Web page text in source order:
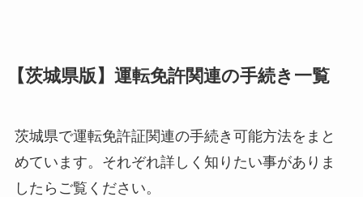
【茨城県版】運転免許関連の手続き一覧
茨城県で運転免許証関連の手続き可能方法をまと
めています。それぞれ詳しく知りたい事がありま
したらご覧ください。